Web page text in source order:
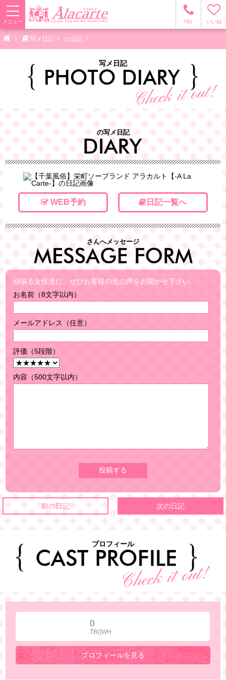
TEL いいね
メニュー
写メ日記 の日記
写メ日記
の写メ日記
WEB予約 日記一覧へ
さんへメッセージ
頑張る女性達に、ぜひお客様の生の声をお聞かせ下さい
お名前（8文字以内）
メールアドレス（任意）
評価（5段階）
内容（500文字以内）
前の日記 次の日記
プロフィール
()
TB()WH
プロフィールを見る